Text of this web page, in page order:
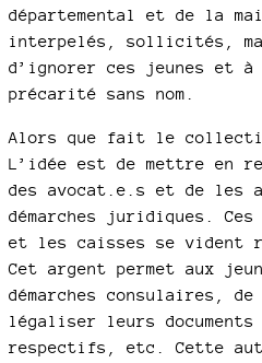
départemental et de la
interpelés, sollicités,
d’ignorer ces jeunes et
précarité sans nom.
Alors que fait le
L’idée est de mettre en
des avocat.e.s et de les
démarches juridiques. Ces
et les caisses se vident
Cet argent permet aux
démarches consulaires,
légaliser leurs
respectifs, etc. Cette